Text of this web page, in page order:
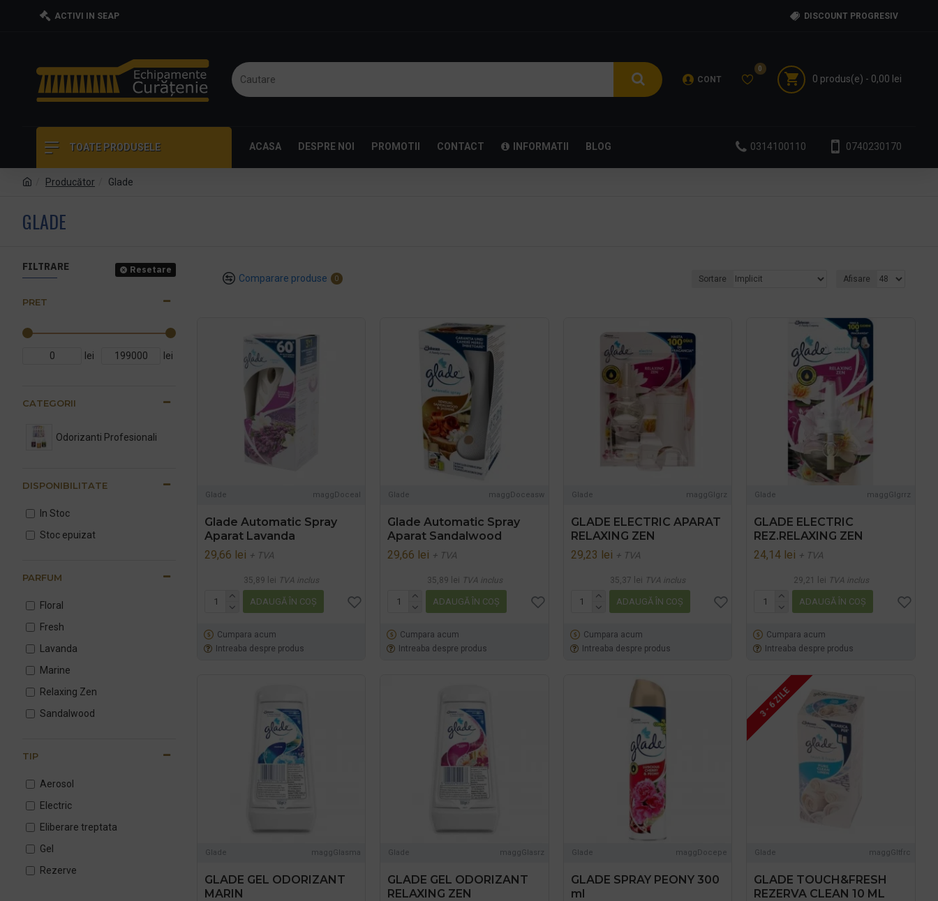
ACTIVI IN SEAP DISCOUNT PROGRESIV
CONT
0
0 produs(e) - 0,00 lei
TOATE PRODUSELE ACASA DESPRE NOI PROMOTII CONTACT INFORMATII BLOG 0314100110 0740230170
Producător Glade
GLADE
FILTRARE Resetare
PRET
lei lei
CATEGORII
Odorizanti Profesionali
PARFUM
Floral
Fresh
Lavanda
Marine
Relaxing Zen
Sandalwood
TIP
Aerosol
Electric
Eliberare treptata
Gel
Rezerve
DISPONIBILITATE
In Stoc
Stoc epuizat
Comparare produse 0 Sortare Afisare
Glade maggDoceal
Glade Automatic Spray
Aparat Lavanda
29,66 lei + TVA
35,89 lei TVA inclus
ADAUGĂ ÎN COŞ
Cumpara acum
Intreaba despre produs
Glade maggDoceasw
Glade Automatic Spray
Aparat Sandalwood
29,66 lei + TVA
35,89 lei TVA inclus
ADAUGĂ ÎN COŞ
Cumpara acum
Intreaba despre produs
Glade maggGlgrz
GLADE ELECTRIC APARAT
RELAXING ZEN
29,23 lei + TVA
35,37 lei TVA inclus
ADAUGĂ ÎN COŞ
Cumpara acum
Intreaba despre produs
Glade maggGlgrrz
GLADE ELECTRIC
REZ.RELAXING ZEN
24,14 lei + TVA
29,21 lei TVA inclus
ADAUGĂ ÎN COŞ
Cumpara acum
Intreaba despre produs
Glade maggGlasma
GLADE GEL ODORIZANT
MARIN
Glade maggGlasrz
GLADE GEL ODORIZANT
RELAXING ZEN
Glade maggDocepe
GLADE SPRAY PEONY 300
ml
3 - 6 ZILE
Glade maggGltfrc
GLADE TOUCH&FRESH
REZERVA CLEAN 10 ML